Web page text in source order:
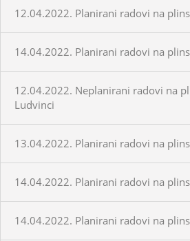
12.04.2022. Planirani radovi na
14.04.2022. Planirani radovi na
12.04.2022. Neplanirani radovi na
Ludvinci
13.04.2022. Planirani radovi na
14.04.2022. Planirani radovi na
14.04.2022. Planirani radovi na